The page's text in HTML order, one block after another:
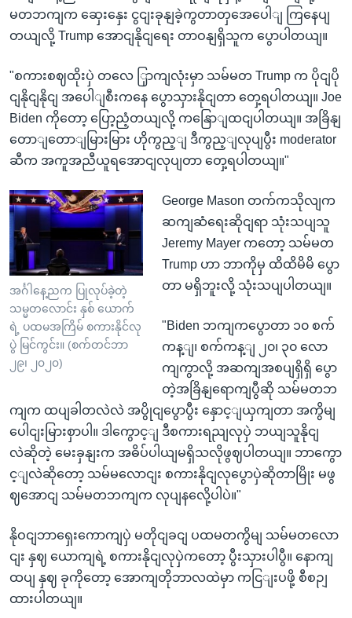
မတဘကျက ဆှေးနှေး ငွငျးခုနျခဲ့ကွတာတှအေပေါျ ကြနေပျ
တယျလို့ Trump အောငျနိုငျရေး တာဝနျရှိသူက ပွောပါတယျ။
"စကားစဈထိုးပှဲ တလေ ြှာကျလုံးမှာ သမ်မတ Trump က ပိုငျပို
ငျနိုငျနိုငျ အပေါျစီးကနေ ပွောသှားနိုငျတာ တှေ့ရပါတယျ။ Joe
Biden ကိုတော့ ပြော့ညံ့တယျလို့ ကနြောျထငျပါတယျ။ အခြိနျ
တောျတောျမြားမြား ဟိုကွည့ျ ဒီကွည့ျလုပျပွီး moderator
ဆီက အကူအညီယူရအောငျလုပျတာ တှေ့ရပါတယျ။"
အင်္ဂါနေ့ညက ပြုလုပ်ခဲ့တဲ့
သမ္မတလောင်း နှစ် ယောက်
ရဲ့ ပထမအကြိမ် စကားနိုင်လု
ပွဲ မြင်ကွင်း။ (စက်တင်ဘာ
၂၉၊ ၂၀၂၀)
George Mason တက်ကသိုလျက
ဆကျဆံရေးဆိုငျရာ သုံးသပျသူ
Jeremy Mayer ကတော့ သမ်မတ
Trump ဟာ ဘာကိုမှ ထိထိမိမိ ပွော
တာ မရှိဘူးလို့ သုံးသပျပါတယျ။
"Biden ဘကျကပွောတာ ၁၀ စက်
ကန့ျ၊ စက်ကန့ျ ၂၀၊ ၃၀ လော
ကျကွာလို့ အဆကျအစပျရှိရှိ ပွော
တဲ့အခြိနျရောကျပွီဆို သမ်မတဘ
ကျက ထပျခါတလဲလဲ အပွိုငျပွောပွီး နှောင့ျယှကျတာ အကွိမျ
ပေါငျးမြားစှာပါ။ ဒါကွောင့ျ ဒီစကားရညျလုပှဲ ဘယျသူနိုငျ
လဲဆိုတဲ့ မေးခှနျးက အဓိပ်ပါယျမရှိသလိုဖွဈပါတယျ။ ဘာကွော
င့ျလဲဆိုတော့ သမ်မလောငျး စကားနိုငျလုပွောပှဲဆိုတာမြိုး မဖွ
ဈအောငျ သမ်မတဘကျက လုပျနလေို့ပါပဲ။"
နိုဝငျဘာရှေးကောကျပှဲ မတိုငျခငျ ပထမတကွိမျ သမ်မတလော
ငျး နှဈ ယောကျရဲ့ စကားနိုငျလုပှဲကတော့ ပွီးသှားပါပွီ။ နောကျ
ထပျ နှဈ ခုကိုတော့ အောကျတိုဘာလထဲမှာ ကငြျးပဖို့ စီစဉျ
ထားပါတယျ။